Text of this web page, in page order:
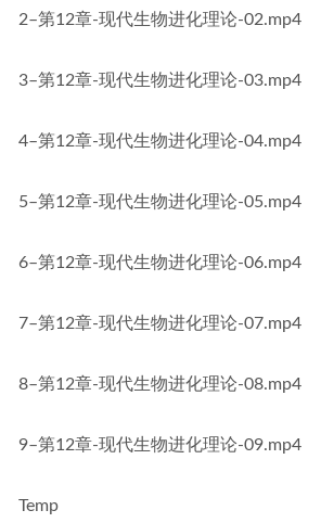
2–第12章-现代生物进化理论-02.mp4
3–第12章-现代生物进化理论-03.mp4
4–第12章-现代生物进化理论-04.mp4
5–第12章-现代生物进化理论-05.mp4
6–第12章-现代生物进化理论-06.mp4
7–第12章-现代生物进化理论-07.mp4
8–第12章-现代生物进化理论-08.mp4
9–第12章-现代生物进化理论-09.mp4
Temp